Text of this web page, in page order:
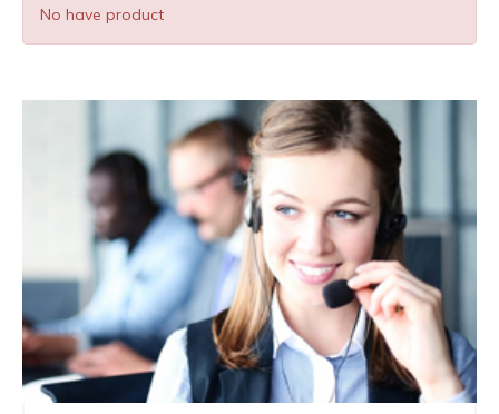
No have product